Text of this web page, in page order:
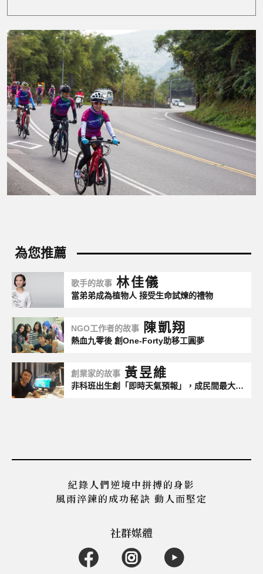
歌手的故事 林佳儀
當弟弟成為植物人 接受生命試煉的禮物
NGO工作者的故事 陳凱翔
熱血九零後 創One-Forty助移工圓夢
創業家的故事 黃昱維
非科班出生創「即時天氣預報」，成民間最大氣象教主
紀錄人們逆境中拼搏的身影
風雨淬鍊的成功秘訣 動人而堅定
社群媒體